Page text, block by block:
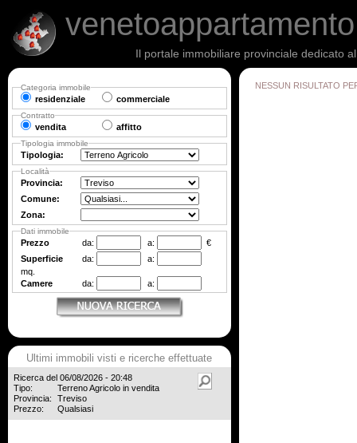
Il portale immobiliare provinciale dedicato
NESSUN RISULTATO
Categoria immobile
residenziale commerciale
Contratto
vendita affitto
Tipologia immobile
Tipologia:
Località
Provincia:
Comune:
Zona:
Dati immobile
Prezzo da: a:
€
Superficie
da:
a:
mq.
Camere
da: a:
Ultimi immobili visti e ricerche effettuate
Ricerca del 06/08/2026 - 20:48
Tipo:
Terreno Agricolo in vendita
Provincia:
Treviso
Prezzo:
Qualsiasi